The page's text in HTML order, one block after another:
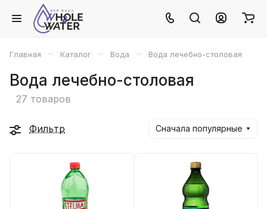
Главная – Каталог – Вода – Вода лечебно-столовая
Вода лечебно-столовая
27 товаров
Фильтр Сначала популярные